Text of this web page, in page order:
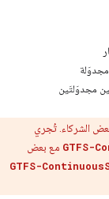
الشركاء. تُجري
GTFS- مع بعض
GTFS-